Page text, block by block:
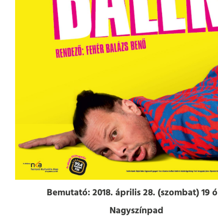
Bemutató:2018. április 28. (szombat) 19
Nagyszínpad